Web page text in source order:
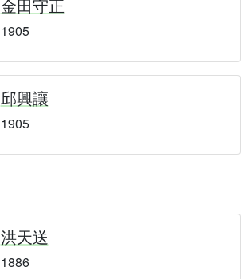
金田守正
1905
邱興讓
1905
洪天送
1886